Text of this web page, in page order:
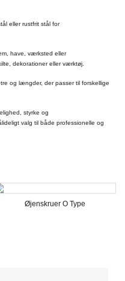
eller rustfrit stål for
have, værksted eller
dekorationer eller værktøj.
og længder, der passer til forskellige
styrke og
valg til både professionelle og
Øjenskruer O Type